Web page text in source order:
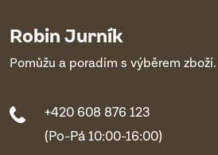
Robin Jurník
Pomůžu a poradím s výběrem zboží.
+420 608 876 123
(Po-Pá 10:00-16:00)